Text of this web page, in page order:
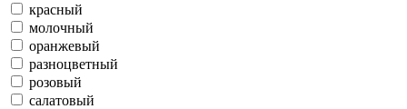
красный
молочный
оранжевый
разноцветный
розовый
салатовый